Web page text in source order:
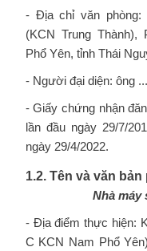
- Địa chỉ văn phòng:
(KCN Trung Thành),
Phổ Yên, tỉnh Thái
- Người đại diện: ông
- Giấy chứng nhận
lần đầu ngày 29/7/
ngày 29/4/2022.
1.2. Tên và văn
Nhà máy
- Địa điểm thực hiện:
C KCN Nam Phổ